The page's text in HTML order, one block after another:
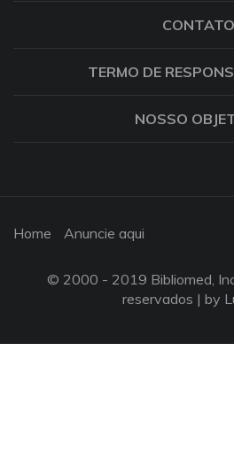
CONTATO
TERMO DE
NOSSO
Home Anuncie aqui
© 2000 - 2019 Bibliomed,
reservados | by